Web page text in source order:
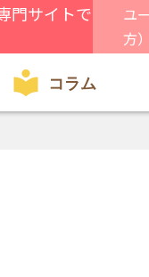
門サイトで
ユ
方
コラム